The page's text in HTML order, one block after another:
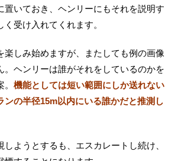
置いておき、ヘンリーにもそれを説明す
受け入れてくれます。
楽しみ始めますが、またしても例の画像
。ヘンリーは誰がそれをしているのかを
機能としては短い範囲にしか送れない
ンの半径15m以内にいる誰かだと推測し
しようとするも、エスカレートし続け、